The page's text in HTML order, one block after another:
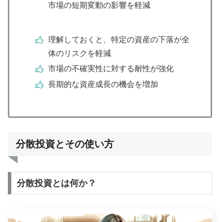
市場の短期変動の影響を軽減
理解しておくと、特定の資産の下落が全
体のリスクを軽減
市場の不確実性に対する耐性が強化
長期的な資産成長の機会を増加
分散投資とその使い方
分散投資とは何か？